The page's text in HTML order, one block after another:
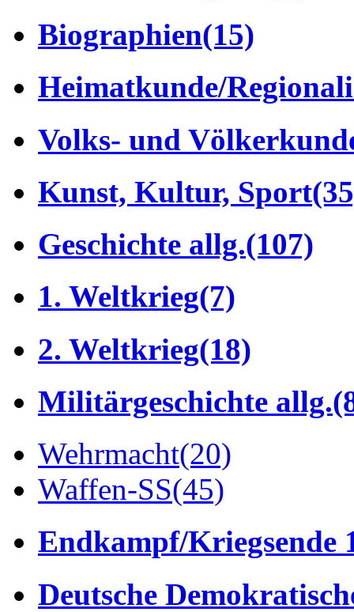
Biographien(15)
Heimatkunde/
Volks- und
Kunst, Kultur, Sport
Geschichte allg.(107)
1. Weltkrieg(7)
2. Weltkrieg(18)
Militärgeschichte allg.
Wehrmacht(20)
Waffen-SS(45)
Endkampf/Kriegsende
Deutsche